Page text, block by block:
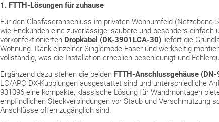
1. FTTH-Lösungen für zuhause
Für den Glasfaseranschluss im privaten Wohnumfeld
wie Endkunden eine zuverlässige, saubere und besonders
vorkonfektionierten Dropkabel (DK-3901LCA-30) liefert die
Wohnung. Dank einzelner Singlemode-Faser und werkseitig
vollständig, was die Installation erheblich beschleunigt und
Ergänzend dazu stehen die beiden FTTH-Anschlussgehäuse
LC/APC DX-Kupplungen ausgestattet sind und unterschiedliche
931096 eine kompakte, klassische Lösung für Wandmontagen
empfindlichen Steckverbindungen vor Staub und Verschmutzung
Anschlüsse offen zugänglich sind.